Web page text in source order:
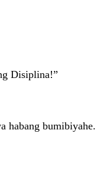
Disiplina!”
habang bumibiyahe.